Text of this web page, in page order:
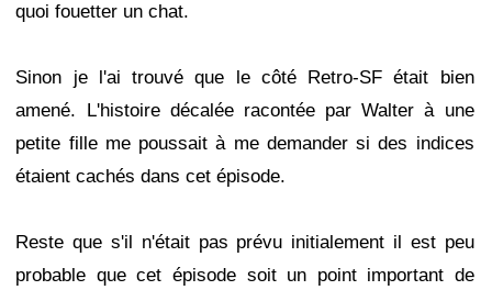
quoi fouetter un chat.
Sinon je l'ai trouvé que le côté Retro-SF était bien
amené. L'histoire décalée racontée par Walter à une
petite fille me poussait à me demander si des indices
étaient cachés dans cet épisode.
Reste que s'il n'était pas prévu initialement il est peu
probable que cet épisode soit un point important de